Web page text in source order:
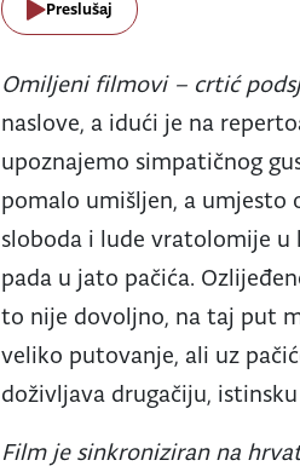
Preslušaj
Omiljeni filmovi – crtić
naslove, a idući je na
upoznajemo simpatičnog
pomalo umišljen, a
sloboda i lude vratolomije u
pada u jato pačića.
to nije dovoljno, na taj put
veliko putovanje, ali uz
doživljava drugačiju,
Film je sinkroniziran na